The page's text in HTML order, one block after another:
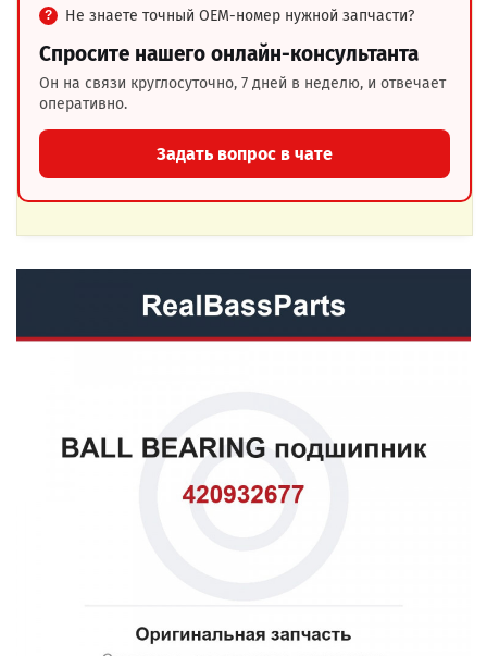
Не знаете точный OEM-номер нужной запчасти?
Спросите нашего онлайн-консультанта
Он на связи круглосуточно, 7 дней в неделю, и отвечает
оперативно.
Задать вопрос в чате